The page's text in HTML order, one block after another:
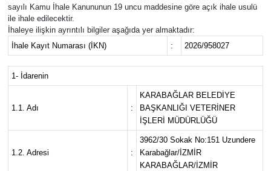
sayılı Kamu İhale Kanununun 19 uncu maddesine göre açık ihale usulü
ile ihale edilecektir.
İhaleye ilişkin ayrıntılı bilgiler aşağıda yer almaktadır:
İhale Kayıt Numarası (İKN)
: 2026/958027
1- İdarenin
1.1. Adı :
KARABAĞLAR BELEDİYE
BAŞKANLIĞI VETERİNER
İŞLERİ MÜDÜRLÜĞÜ
1.2. Adresi :
3962/30 Sokak No:151 Uzundere
Karabağlar/İZMİR
KARABAĞLAR/İZMİR
Tüm Manşetler
Son Dakika Haberleri
Haber Arşivi